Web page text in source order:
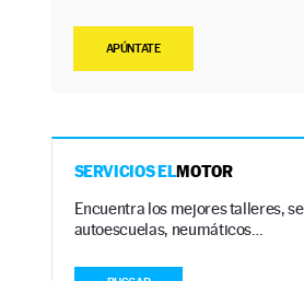
APÚNTATE
SERVICIOS ELMOTOR
Encuentra los mejores talleres,
autoescuelas, neumáticos…